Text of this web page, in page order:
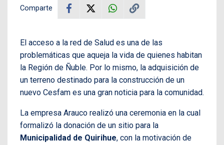
Comparte
El acceso a la red de Salud es una de las
problemáticas que aqueja la vida de quienes habitan
la Región de Ñuble. Por lo mismo, la adquisición de
un terreno destinado para la construcción de un
nuevo Cesfam es una gran noticia para la comunidad.
La empresa Arauco realizó una ceremonia en la cual
formalizó la donación de un sitio para la
Municipalidad de Quirihue, con la motivación de